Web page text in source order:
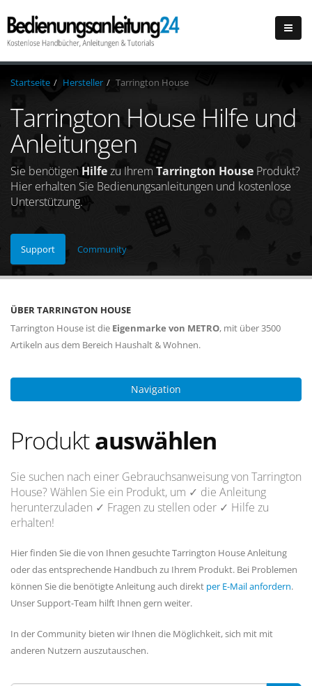
Startseite Hersteller Tarrington House
Tarrington House Hilfe und
Anleitungen
Sie benötigen Hilfezu Ihrem Tarrington House Produkt?
Hier erhalten Sie Bedienungsanleitungen und kostenlose
Unterstützung.
Support Community
ÜBER TARRINGTON HOUSE
Tarrington House ist die Eigenmarke von METRO, mit über 3500
Artikeln aus dem Bereich Haushalt & Wohnen.
Navigation
Produktauswählen
Sie suchen nach einer Gebrauchsanweisung von Tarrington
House? Wählen Sie ein Produkt, um ✓ die Anleitung
herunterzuladen ✓ Fragen zu stellen oder ✓ Hilfe zu
erhalten!
Hier finden Sie die von Ihnen gesuchte Tarrington House Anleitung
oder das entsprechende Handbuch zu Ihrem Produkt. Bei Problemen
können Sie die benötigte Anleitung auch direkt per E-Mail anfordern.
Unser Support-Team hilft Ihnen gern weiter.
In der Community bieten wir Ihnen die Möglichkeit, sich mit mit
anderen Nutzern auszutauschen.